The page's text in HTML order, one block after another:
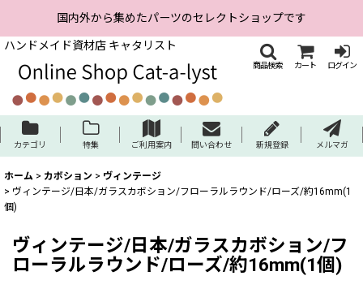
国内外から集めたパーツのセレクトショップです
ハンドメイド資材店 キャタリスト
商品検索 カート ログイン
カテゴリ 特集 ご利用案内 問い合わせ 新規登録 メルマガ
ホーム > カボション > ヴィンテージ
> ヴィンテージ/日本/ガラスカボション/フローラルラウンド/ローズ/約16mm(1
個)
ヴィンテージ/日本/ガラスカボション/フ
ローラルラウンド/ローズ/約16mm(1個)